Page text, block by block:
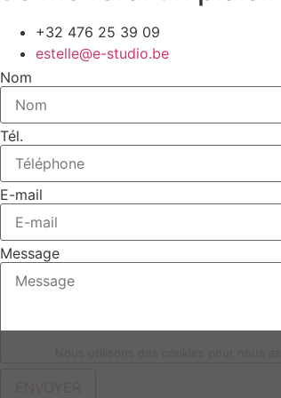
+32 476 25 39 09
estelle@e-studio.be
Nom
Tél.
E-mail
Message